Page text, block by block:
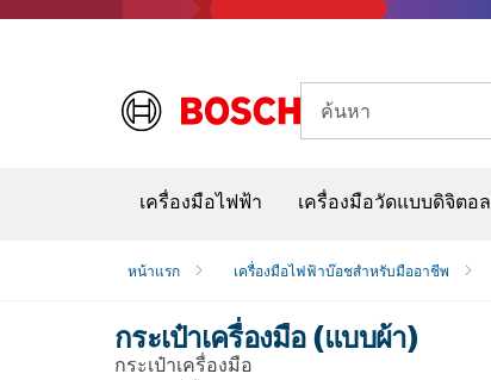
ค้นหา
เครื่องมือไฟฟ้า เครื่องมือวัดแบบดิจิตอล
หน้าแรก เครื่องมือไฟฟ้าบ๊อชสำหรับมืออาชีพ
กระเป๋าเครื่องมือ (แบบผ้า)
กระเป๋าเครื่องมือ